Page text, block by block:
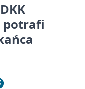
potrafi